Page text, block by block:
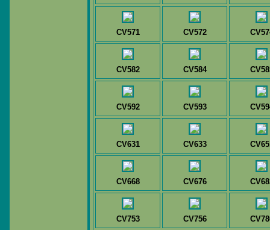
CV571 CV572
CV582 CV584
CV592 CV593
CV631 CV633
CV668 CV676
CV753 CV756